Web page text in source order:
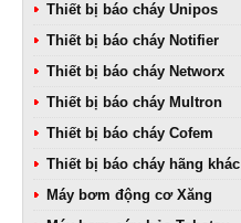
Thiết bị báo cháy Unipos
Thiết bị báo cháy Notifier
Thiết bị báo cháy Networx
Thiết bị báo cháy Multron
Thiết bị báo cháy Cofem
Thiết bị báo cháy hãng khác
Máy bơm động cơ Xăng